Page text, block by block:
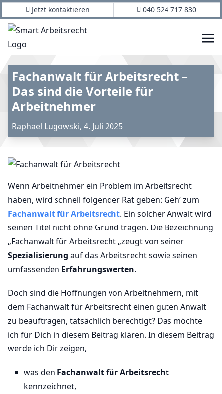
Jetzt kontaktieren 040 524 717 830
Fachanwalt für Arbeitsrecht –
Das sind die Vorteile für
Arbeitnehmer
Raphael Lugowski, 4. Juli 2025
Wenn Arbeitnehmer ein Problem im Arbeitsrecht
haben, wird schnell folgender Rat geben: Geh‘ zum
Fachanwalt für Arbeitsrecht. Ein solcher Anwalt wird
seinen Titel nicht ohne Grund tragen. Die Bezeichnung
„Fachanwalt für Arbeitsrecht „zeugt von seiner
Spezialisierung auf das Arbeitsrecht sowie seinen
umfassenden Erfahrungswerten.
Doch sind die Hoffnungen von Arbeitnehmern, mit
dem Fachanwalt für Arbeitsrecht einen guten Anwalt
zu beauftragen, tatsächlich berechtigt? Das möchte
ich für Dich in diesem Beitrag klären. In diesem Beitrag
werde ich Dir zeigen,
was den Fachanwalt für Arbeitsrecht
kennzeichnet,